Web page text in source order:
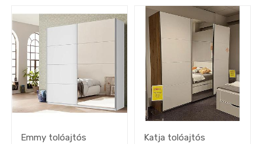
Emmy tolóajtós
Katja tolóajtós